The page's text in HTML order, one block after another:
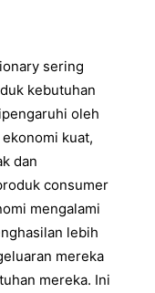
sering
kebutuhan
oleh
kuat,
dan
consumer
mengalami
lebih
mereka
mereka. Ini